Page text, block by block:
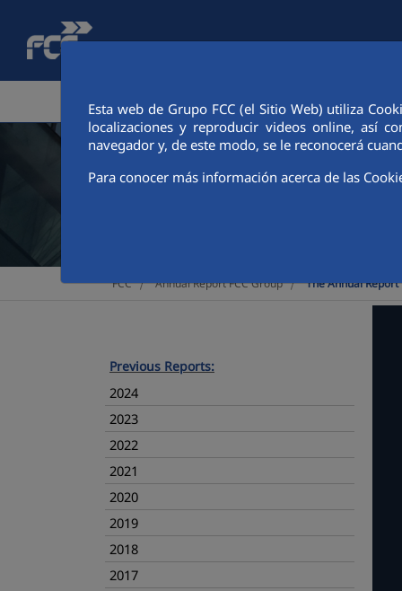
Skip to Main Content
Esta web de Grupo FCC (el Sitio Web) utiliza
localizaciones y reproducir videos online, así
navegador y, de este modo, se le reconocerá
Para conocer más información acerca de las
CORPORATE AREA ACTIVITIES SHAREHOLDERS
FCC >Annual Report FCC Group >The Annual Report
Previous Reports:
2024
2023
2022
2021
2020
2019
2018
2017